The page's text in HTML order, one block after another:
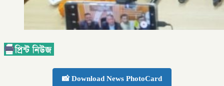
📸 Download News PhotoCard